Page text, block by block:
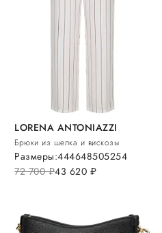
LORENA ANTONIAZZI
Брюки из шелка и вискозы
72 700руб.43 620 руб.
Размеры:444648505254